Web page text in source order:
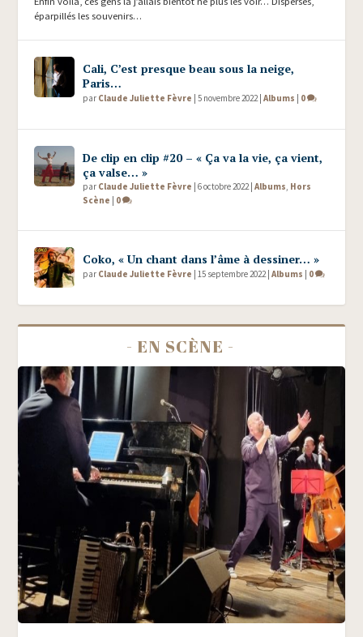
éparpillés les souvenirs…
Cali, C’est presque beau sous la neige,
Paris…
par Claude Juliette Fèvre |5 novembre 2022|Albums 0
De clip en clip #20 – « Ça va la vie, ça vient,
ça valse… »
par Claude Juliette Fèvre |6 octobre 2022 |Albums Hors
Scène | 0
Coko, « Un chant dans l’âme à dessiner… »
par Claude Juliette Fèvre |15 septembre 2022|Albums 0
- EN SCÈNE -